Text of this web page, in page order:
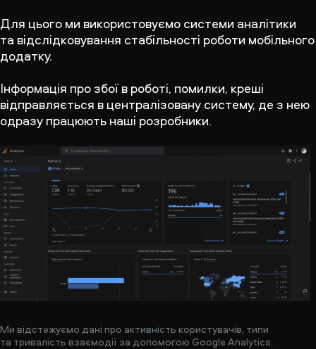
Для цього ми використовуємо системи аналітики
та відслідковування стабільності роботи мобільного
додатку.
Інформація про збої в роботі, помилки, креші
відправляється в централізовану систему, де з нею
одразу працюють наші розробники.
Ми відстежуємо дані про активність користувачів, типи
та тривалість взаємодії за допомогою Google Analytics.